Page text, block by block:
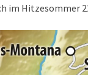
im Hitzesommer